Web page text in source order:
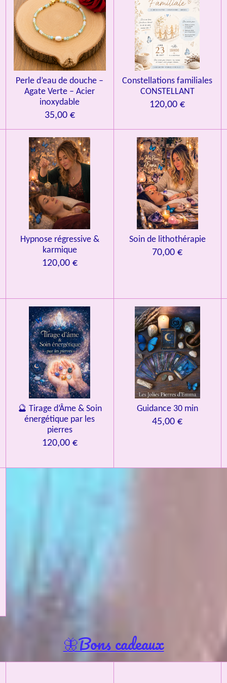
Perle d’eau de douche –
Agate Verte – Acier
inoxydable
35,00 €
Constellations familiales
CONSTELLANT
120,00 €
Hypnose régressive &
karmique
120,00 €
Soin de lithothérapie
70,00 €
🔮 Tirage d’Âme & Soin
énergétique par les
pierres
120,00 €
Guidance 30 min
45,00 €
🦋Bons cadeaux